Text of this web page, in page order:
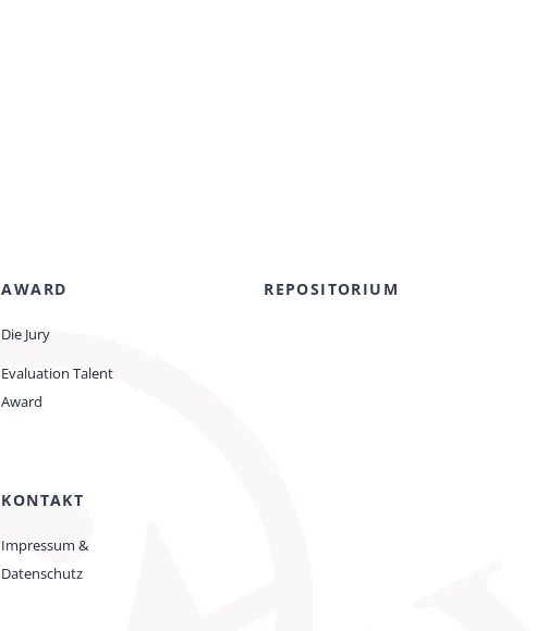
AWARD
Die Jury
Evaluation Talent
Award
REPOSITORIUM
KONTAKT
Impressum &
Datenschutz